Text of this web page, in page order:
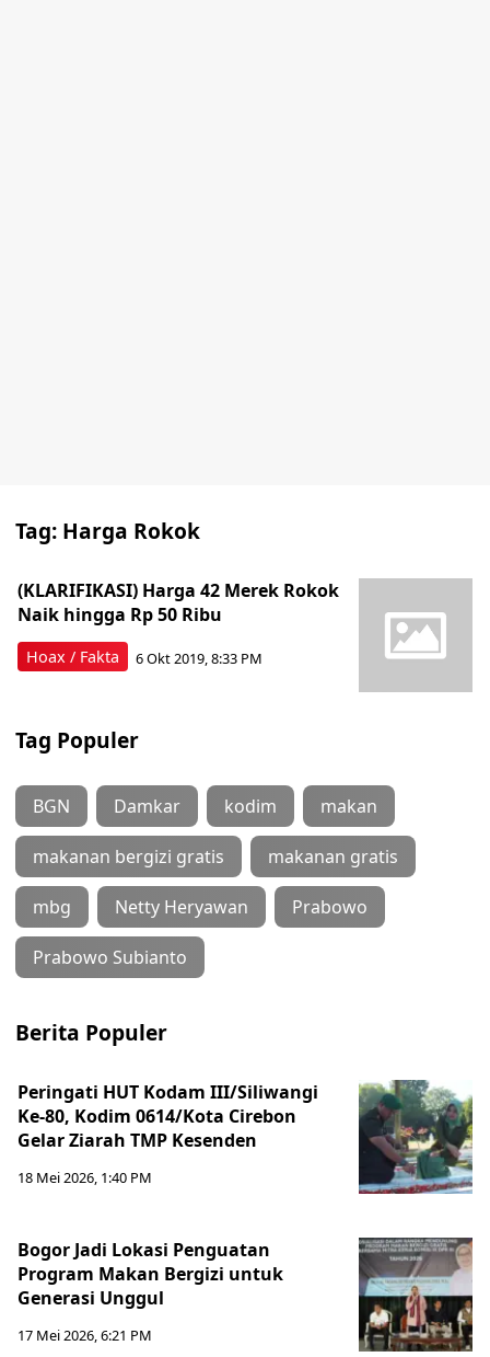
Tag: Harga Rokok
Hoax / Fakta
(KLARIFIKASI) Harga 42 Merek Rokok
Naik hingga Rp 50 Ribu
6 Okt 2019, 8:33 PM
Tag Populer
BGN Damkar kodim makan
makanan bergizi gratis makanan gratis
mbg Netty Heryawan Prabowo
Prabowo Subianto
Berita Populer
Peringati HUT Kodam III/Siliwangi
Ke-80, Kodim 0614/Kota Cirebon
Gelar Ziarah TMP Kesenden
18 Mei 2026, 1:40 PM
Bogor Jadi Lokasi Penguatan
Program Makan Bergizi untuk
Generasi Unggul
17 Mei 2026, 6:21 PM